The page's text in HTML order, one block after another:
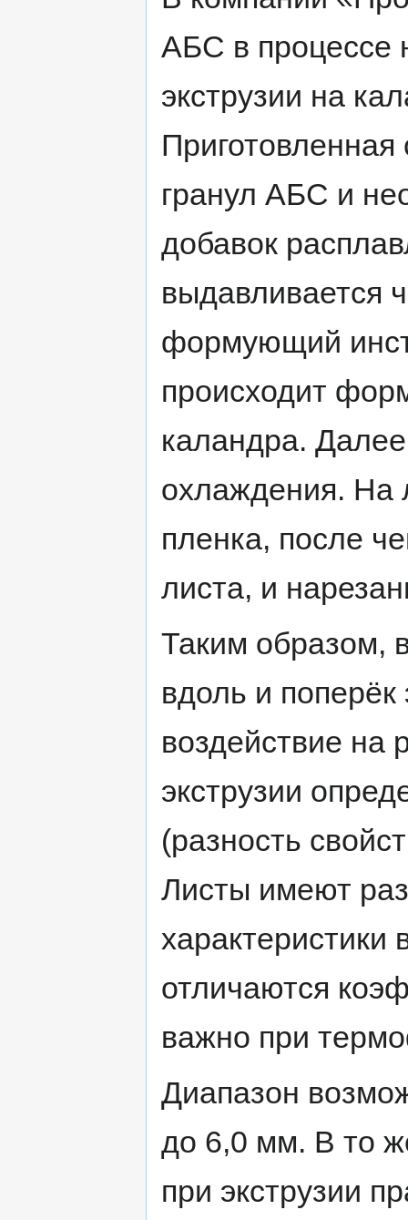
АБС в процессе
экструзии на
гранул АБС и
добавок
выдавливается
формующий
происходит
каландра.
охлаждения. На
пленка, после
листа, и
Таким образом,
вдоль и поперёк
воздействие на
экструзии
(разность
Листы имеют
характеристики
отличаются
важно при
Диапазон
до 6,0 мм. В то
при экструзии